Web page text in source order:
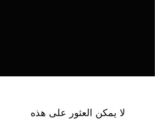
لا يمكن العثور على هذه